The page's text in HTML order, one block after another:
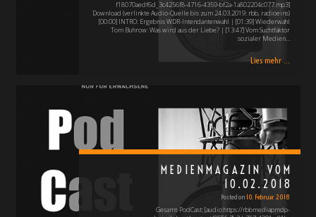
f18070aedf6d_3c4256f8-4716-4359-bf2a-1a802204c077.mp3]
Download (verlinkte Audio-Quelle bis zum 24.03.2019: rbb, radioeins)
[00:00] INTRO: Ergebnis WDR-Intendantenwahl | [01:39] Wiederwahl
Tom Buhrow: Was wird aus der Liebe? | [13:47] Vom Suchtfaktor
sozialer Medien…
Lies mehr ...
MEDIENMAGAZIN VOM
10.02.2018
Posted on 10. Februar 2018
Gesamt-PodCast: [audio:https://rbbmediapmdp-